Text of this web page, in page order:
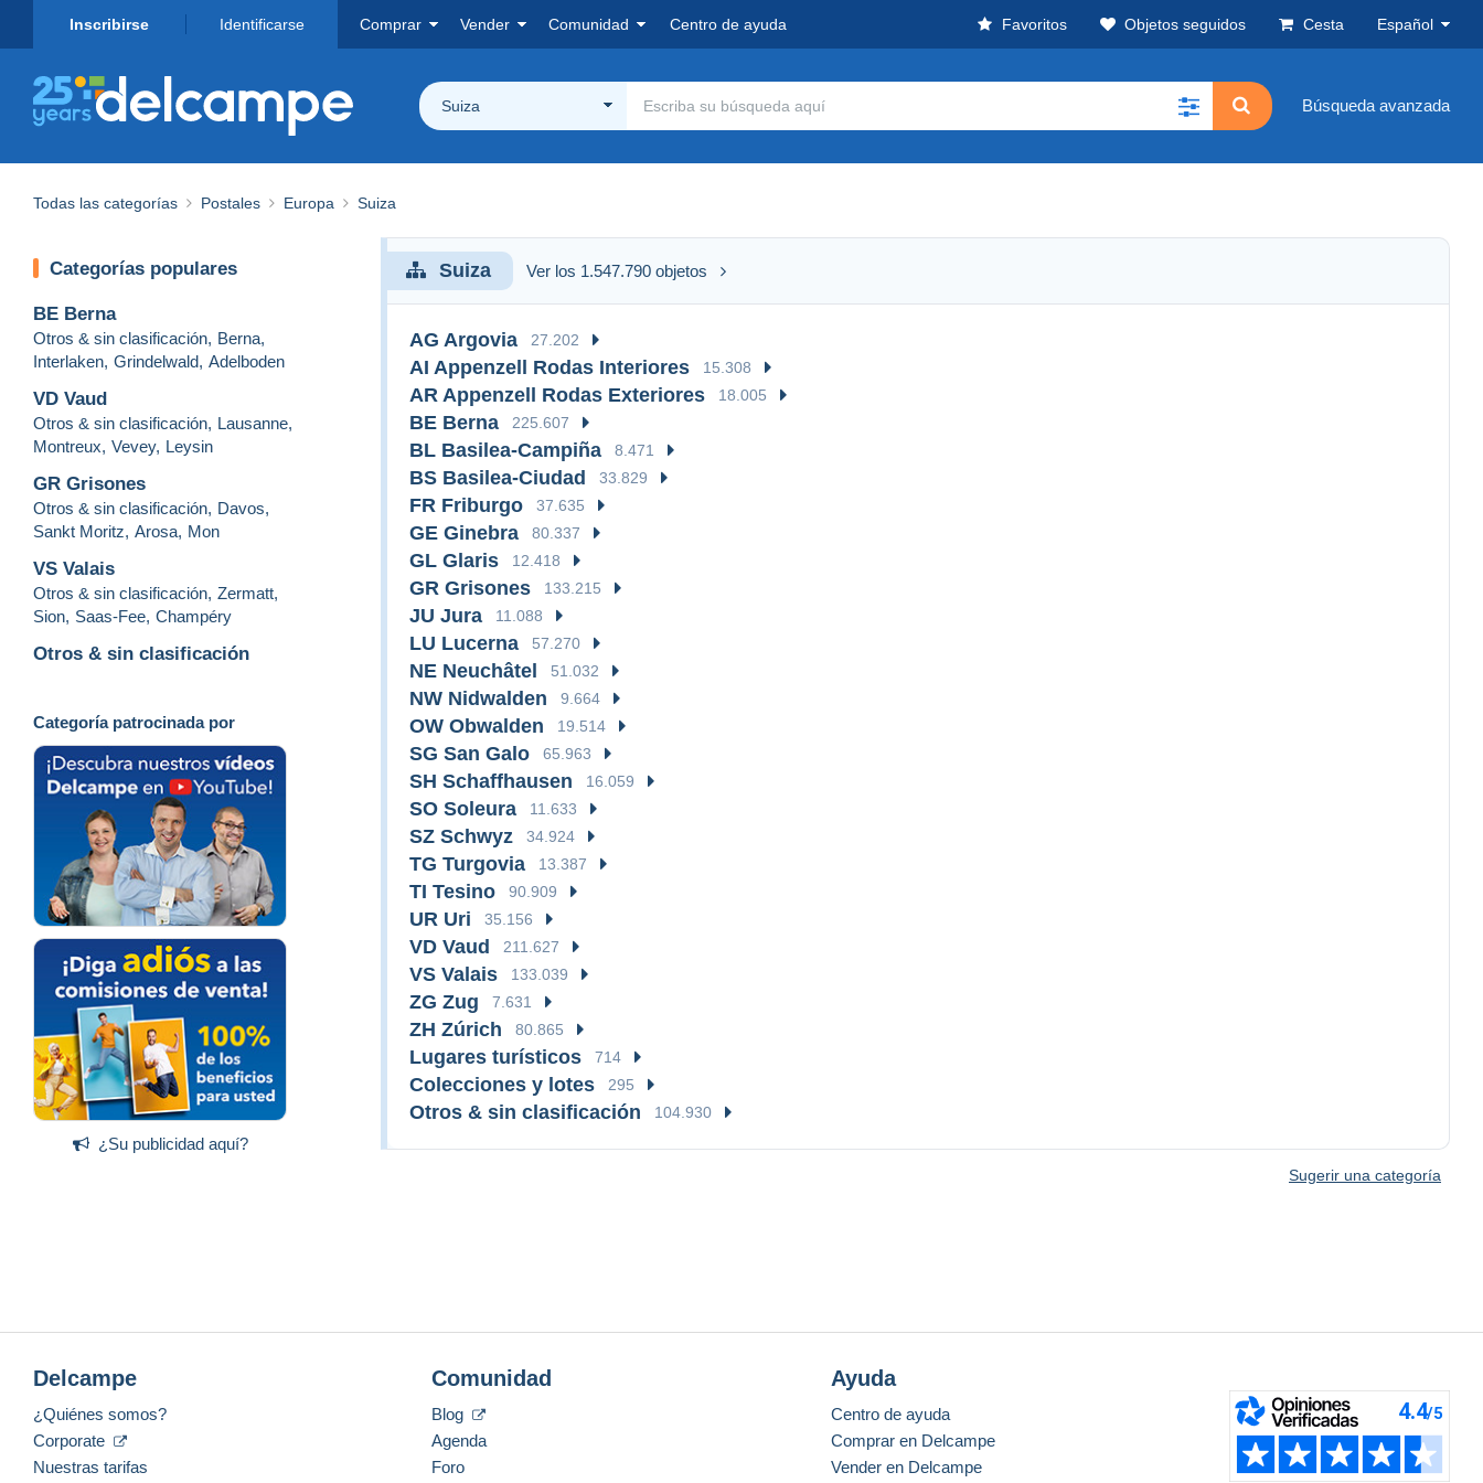
Inscribirse Identificarse Comprar Vender Comunidad Centro de ayuda Favoritos Objetos seguidos Cesta Español
Suiza Búsqueda avanzada
Todas las categorías Postales Europa Suiza
Categorías populares
BE Berna
Otros & sin clasificación, Berna,
Interlaken, Grindelwald, Adelboden
VD Vaud
Otros & sin clasificación, Lausanne,
Montreux, Vevey, Leysin
GR Grisones
Otros & sin clasificación, Davos,
Sankt Moritz, Arosa, Mon
VS Valais
Otros & sin clasificación, Zermatt,
Sion, Saas-Fee, Champéry
Otros & sin clasificación
Categoría patrocinada por
¿Su publicidad aquí?
Suiza Ver los 1.547.790 objetos
AG Argovia 27.202
AI Appenzell Rodas Interiores 15.308
AR Appenzell Rodas Exteriores 18.005
BE Berna 225.607
BL Basilea-Campiña 8.471
BS Basilea-Ciudad 33.829
FR Friburgo 37.635
GE Ginebra 80.337
GL Glaris 12.418
GR Grisones 133.215
JU Jura 11.088
LU Lucerna 57.270
NE Neuchâtel 51.032
NW Nidwalden 9.664
OW Obwalden 19.514
SG San Galo 65.963
SH Schaffhausen 16.059
SO Soleura 11.633
SZ Schwyz 34.924
TG Turgovia 13.387
TI Tesino 90.909
UR Uri 35.156
VD Vaud 211.627
VS Valais 133.039
ZG Zug 7.631
ZH Zúrich 80.865
Lugares turísticos 714
Colecciones y lotes 295
Otros & sin clasificación 104.930
Sugerir una categoría
Delcampe
¿Quiénes somos?
Corporate
Nuestras tarifas
Comunidad
Blog
Agenda
Foro
Ayuda
Centro de ayuda
Comprar en Delcampe
Vender en Delcampe